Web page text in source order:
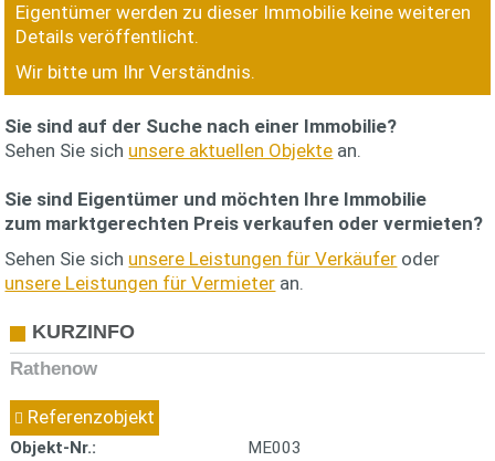
Eigentümer werden zu dieser Immobilie keine weiteren
Details veröffentlicht.
Wir bitte um Ihr Verständnis.
Sie sind auf der Suche nach einer Immobilie?
Sehen Sie sich unsere aktuellen Objekte an.
Sie sind Eigentümer und möchten Ihre Immobilie
zum marktgerechten Preis verkaufen oder vermieten?
Sehen Sie sich unsere Leistungen für Verkäufer oder
unsere Leistungen für Vermieter an.
KURZINFO
Rathenow
Referenzobjekt
Objekt-Nr.:
ME003